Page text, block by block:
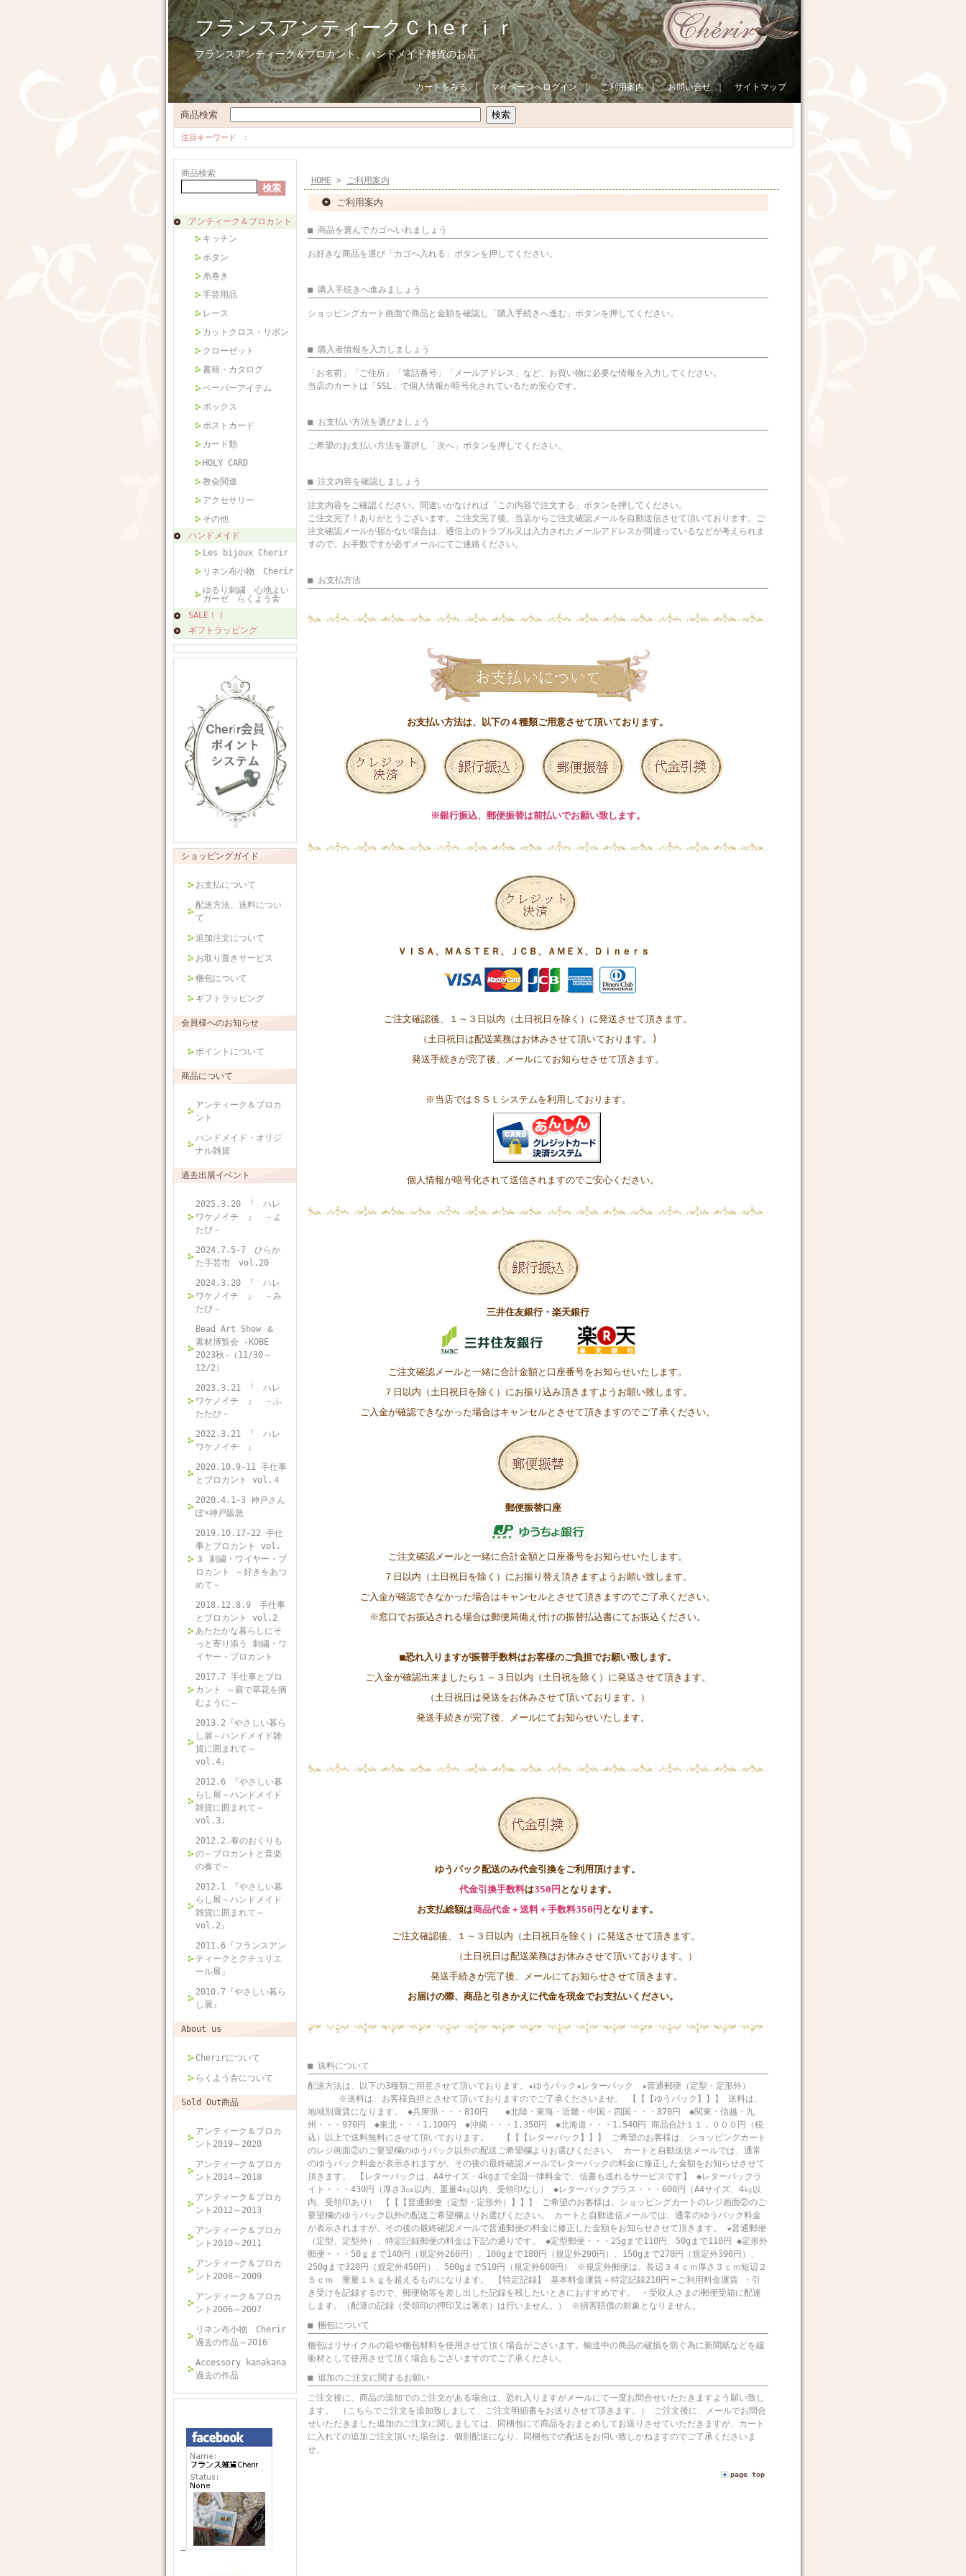
フランスアンティークＣｈeｒｉｒ
フランスアンティーク＆ブロカント、ハンドメイド雑貨のお店
カートをみる｜ マイページへログイン｜ ご利用案内｜ お問い合せ｜ サイトマップ
商品検索
注目キーワード
商品検索
アンティーク＆ブロカント
キッチン
ボタン
糸巻き
手芸用品
レース
カットクロス・リボン
クローゼット
書籍・カタログ
ペーパーアイテム
ボックス
ポストカード
カード類
HOLY CARD
教会関連
アクセサリー
その他
ハンドメイド
Les bijoux Cherir
リネン布小物 Cherir
ゆるり刺繍 心地よい
ガーゼ らくよう舎
SALE！！
ギフトラッピング
ショッピングガイド
お支払について
配送方法、送料につい
て
追加注文について
お取り置きサービス
梱包について
ギフトラッピング
会員様へのお知らせ
ポイントについて
商品について
アンティーク＆ブロカ
ント
ハンドメイド・オリジ
ナル雑貨
過去出展イベント
2025.3.20 『 ハレ
ワケノイチ 』 －よ
たび－
2024.7.5-7 ひらか
た手芸市 vol.20
2024.3.20 『 ハレ
ワケノイチ 』 －み
たび－
Bead Art Show ＆
素材博覧会 -KOBE
2023秋-（11/30～
12/2）
2023.3.21 『 ハレ
ワケノイチ 』 －ふ
たたび－
2022.3.21 『 ハレ
ワケノイチ 』
2020.10.9-11 手仕事
とブロカント vol.４
2020.4.1-3 神戸さん
ぽ×神戸阪急
2019.10.17-22 手仕
事とブロカント vol.
３ 刺繍・ワイヤー・ブ
ロカント ～好きをあつ
めて～
2018.12.8.9 手仕事
とブロカント vol.2
あたたかな暮らしにそ
っと寄り添う 刺繍・ワ
イヤー・ブロカント
2017.7 手仕事とブロ
カント ～庭で草花を摘
むように～
2013.2『やさしい暮ら
し展～ハンドメイド雑
貨に囲まれて～
vol.4』
2012.6 『やさしい暮
らし展～ハンドメイド
雑貨に囲まれて～
vol.3』
2012.2.春のおくりも
の～ブロカントと音楽
の奏で～
2012.1 『やさしい暮
らし展～ハンドメイド
雑貨に囲まれて～
vol.2』
2011.6『フランスアン
ティークとクチュリエ
ール展』
2010.7『やさしい暮ら
し展』
About us
Cherirについて
らくよう舎について
Sold Out商品
アンティーク＆ブロカ
ント2019～2020
アンティーク＆ブロカ
ント2014～2018
アンティーク＆ブロカ
ント2012～2013
アンティーク＆ブロカ
ント2010～2011
アンティーク＆ブロカ
ント2008～2009
アンティーク＆ブロカ
ント2006～2007
リネン布小物 Cherir
過去の作品～2016
Accessory kanakana
過去の作品
HOME> ご利用案内
ご利用案内
■ 商品を選んでカゴへいれましょう
お好きな商品を選び「カゴへ入れる」ボタンを押してください。
■ 購入手続きへ進みましょう
ショッピングカート画面で商品と金額を確認し「購入手続きへ進む」ボタンを押してください。
■ 購入者情報を入力しましょう
「お名前」「ご住所」「電話番号」「メールアドレス」など、お買い物に必要な情報を入力してください。
当店のカートは「SSL」で個人情報が暗号化されているため安心です。
■ お支払い方法を選びましょう
ご希望のお支払い方法を選択し「次へ」ボタンを押してください。
■ 注文内容を確認しましょう
注文内容をご確認ください。間違いがなければ「この内容で注文する」ボタンを押してください。
ご注文完了！ありがとうございます。ご注文完了後、当店からご注文確認メールを自動送信させて頂いております。ご
注文確認メールが届かない場合は、通信上のトラブル又は入力されたメールアドレスが間違っているなどが考えられま
すので、お手数ですが必ずメールにてご連絡ください。
■ お支払方法
お支払い方法は、以下の４種類ご用意させて頂いております。
※銀行振込、郵便振替は前払いでお願い致します。
ＶＩＳＡ、ＭＡＳＴＥＲ、ＪＣＢ、ＡＭＥＸ、Ｄｉｎｅｒｓ
ご注文確認後、１～３日以内（土日祝日を除く）に発送させて頂きます。
（土日祝日は配送業務はお休みさせて頂いております。)
発送手続きが完了後、メールにてお知らせさせて頂きます。
※当店ではＳＳＬシステムを利用しております。
個人情報が暗号化されて送信されますのでご安心ください。
三井住友銀行・楽天銀行
ご注文確認メールと一緒に合計金額と口座番号をお知らせいたします。
７日以内（土日祝日を除く）にお振り込み頂きますようお願い致します。
ご入金が確認できなかった場合はキャンセルとさせて頂きますのでご了承ください。
郵便振替口座
ご注文確認メールと一緒に合計金額と口座番号をお知らせいたします。
７日以内（土日祝日を除く）にお振り替え頂きますようお願い致します。
ご入金が確認できなかった場合はキャンセルとさせて頂きますのでご了承ください。
※窓口でお振込される場合は郵便局備え付けの振替払込書にてお振込ください。
■恐れ入りますが振替手数料はお客様のご負担でお願い致します。
ご入金が確認出来ましたら１～３ 日以内（土日祝を除く）に発送させて頂きます。
（土日祝日は発送をお休みさせて頂いております。）
発送手続きが完了後、メールにてお知らせいたします。
ゆうパック配送のみ代金引換をご利用頂けます。
代金引換手数料は350円 となります。
お支払総額は商品代金＋送料＋手数料350円 となります。
ご注文確認後、１～３日以内（土日祝日を除く）に発送させて頂きます。
（土日祝日は配送業務はお休みさせて頂いております。）
発送手続きが完了後、メールにてお知らせさせて頂きます。
お届けの際、商品と引きかえに代金を現金でお支払いください。
■ 送料について
配送方法は、以下の3種類ご用意させて頂いております。★ゆうパック★レターパック ★普通郵便（定型・定形外）
※送料は、お客様負担とさせて頂いておりますのでご了承くださいませ。 【【【ゆうパック】】】 送料は、
地域別運賃になります。 ◆兵庫県・・・810円 ◆北陸・東海・近畿・中国・四国・・・870円 ◆関東・信越・九
州・・・970円 ◆東北・・・1,100円 ◆沖縄・・・1,350円 ◆北海道・・・1,540円 商品合計１１，０００円（税
込）以上で送料無料にさせて頂いております。 【【【レターパック】】】 ご希望のお客様は、ショッピングカート
のレジ画面②のご要望欄のゆうパック以外の配送ご希望欄よりお選びください。 カートと自動送信メールでは、通常
のゆうパック料金が表示されますが、その後の最終確認メールでレターパックの料金に修正した金額をお知らせさせて
頂きます。 【レターパックは、A4サイズ・4kgまで全国一律料金で、信書も送れるサービスです】 ◆レターパックラ
イト・・・430円（厚さ3㎝以内、重量4㎏以内、受領印なし） ◆レターパックプラス・・・600円（A4サイズ、4㎏以
内、受領印あり） 【【【普通郵便（定型・定形外）】】】 ご希望のお客様は、ショッピングカートのレジ画面②のご
要望欄のゆうパック以外の配送ご希望欄よりお選びください。 カートと自動送信メールでは、通常のゆうパック料金
が表示されますが、その後の最終確認メールで普通郵便の料金に修正した金額をお知らせさせて頂きます。 ★普通郵便
（定型、定型外）、特定記録郵便の料金は下記の通りです。 ◆定型郵便・・・25gまで110円、50gまで110円 ◆定形外
郵便・・・50ｇまで140円（規定外260円）、100gまで180円（規定外290円）、150gまで270円（規定外390円）、
250gまで320円（規定外450円）、500gまで510円（規定外660円） ※規定外郵便は、長辺３４ｃｍ厚さ３ｃｍ短辺２
５ｃｍ 重量１ｋｇを超えるものになります。 【特定記録】 基本料金運賃＋特定記録210円＝ご利用料金運賃 ・引
き受けを記録するので、郵便物等を差し出した記録を残したいときにおすすめです。 ・受取人さまの郵便受箱に配達
します。（配達の記録（受領印の押印又は署名）は行いません。） ※損害賠償の対象となりません。
■ 梱包について
梱包はリサイクルの箱や梱包材料を使用させて頂く場合がございます。輸送中の商品の破損を防ぐ為に新聞紙などを緩
衝材として使用させて頂く場合もございますのでご了承ください。
■ 追加のご注文に関するお願い
ご注文後に、商品の追加でのご注文がある場合は、恐れ入りますがメールにて一度お問合せいただきますよう願い致し
ます。 （こちらでご注文を追加致しまして、ご注文明細書をお送りさせて頂きます。） ご注文後に、メールでお問合
せいただきました追加のご注文に関しましては、同梱包にて商品をおまとめしてお送りさせていただきますが、カート
に入れての追加ご注文頂いた場合は、個別配送になり、同梱包での配送をお伺い致しかねますのでご了承くださいま
せ。
page top